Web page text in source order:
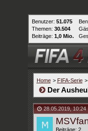
Benutzer: 51.075
Themen: 30.504
Beiträge: 1,0 Mio.
Home > FIFA-Serie >
Der
28.05.2019,10:24
Beiträge: 2